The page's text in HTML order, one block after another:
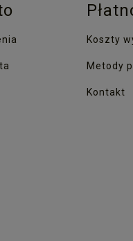
Koszty
Metody
Kontakt